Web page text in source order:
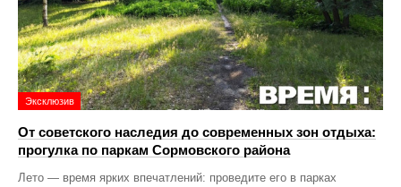
Эксклюзив
От советского наследия до современных зон отдыха:
прогулка по паркам Сормовского района
Лето — время ярких впечатлений: проведите его в парках